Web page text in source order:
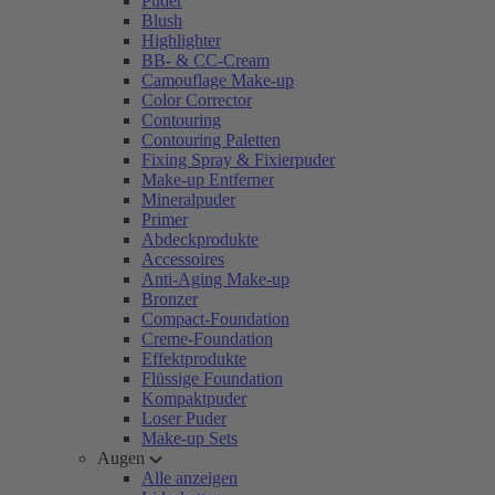
Blush
Highlighter
BB- & CC-Cream
Camouflage Make-up
Color Corrector
Contouring
Contouring Paletten
Fixing Spray & Fixierpuder
Make-up Entferner
Mineralpuder
Primer
Abdeckprodukte
Accessoires
Anti-Aging Make-up
Bronzer
Compact-Foundation
Creme-Foundation
Effektprodukte
Flüssige Foundation
Kompaktpuder
Loser Puder
Make-up Sets
Augen
Alle anzeigen